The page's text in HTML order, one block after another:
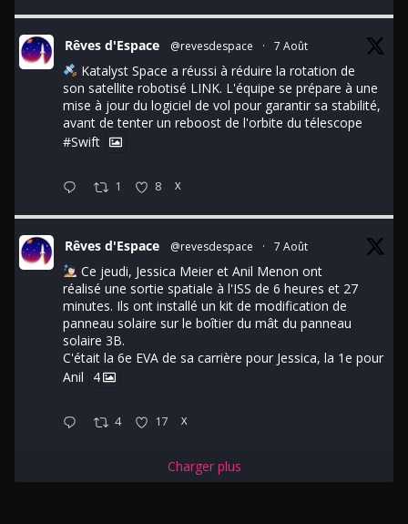
Rêves d'Espace @revesdespace · 7 Août
Katalyst Space a réussi à réduire la rotation de
son satellite robotisé LINK. L'équipe se prépare à une
mise à jour du logiciel de vol pour garantir sa stabilité,
avant de tenter un reboost de l'orbite du télescope
#Swift
1 8 X
Rêves d'Espace @revesdespace · 7 Août
Ce jeudi, Jessica Meier et Anil Menon ont
réalisé une sortie spatiale à l'ISS de 6 heures et 27
minutes. Ils ont installé un kit de modification de
panneau solaire sur le boîtier du mât du panneau
solaire 3B.
C'était la 6e EVA de sa carrière pour Jessica, la 1e pour
Anil
4
4 17 X
Charger plus